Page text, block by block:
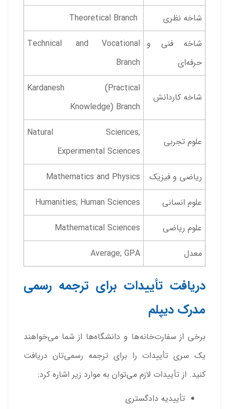
شاخه نظری ‌
شاخه فنی و
حرفه‌ای
Technical and Vocational
Branch
شاخه کاردانش
Kardanesh (Practical
Knowledge) Branch
علوم تجربی
Natural Sciences;
Experimental Sciences
ریاضی و فیزیک
Mathematics and Physics
علوم انسانی
Humanities; Human Sciences
علوم ریاضی
Mathematical Sciences
معدل
Average; GPA
دریافت تأییدات برای ترجمه رسمی
مدرک دیپلم
برخی از سفارت‌خانه‌ها و دانشگاه‌ها از شما می‌خواهند
یک سری تأییدات را برای ترجمه رسمی‌تان دریافت
کنید. از تأییدات لازم می‌توان به موارد زیر اشاره کرد:
تأییدیه دادگستری